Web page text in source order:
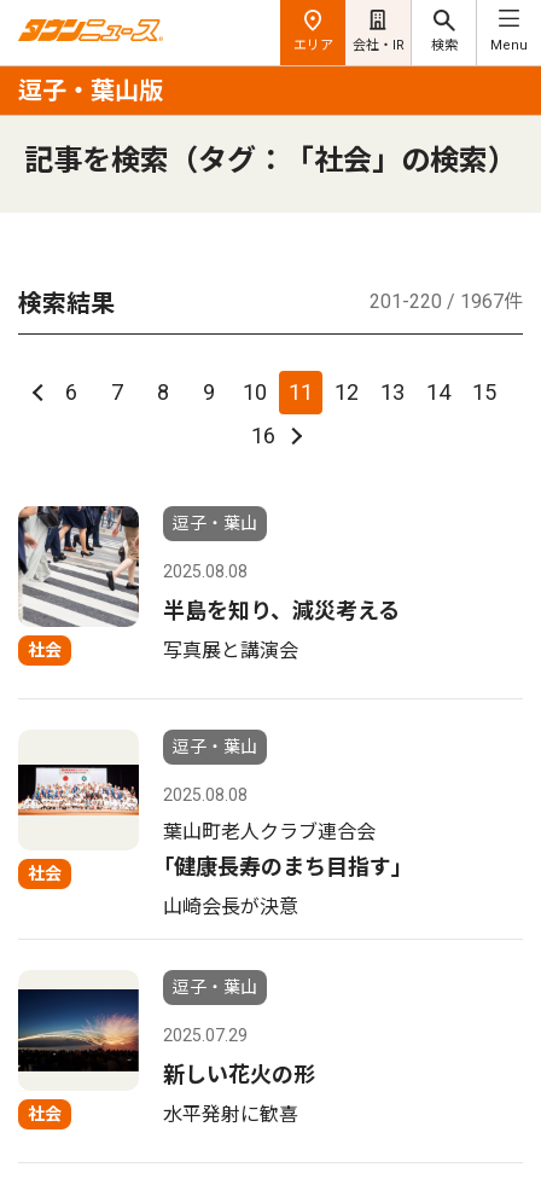
エリア 会社・IR 検索 Menu
逗子・葉山版
記事を検索（タグ：「社会」の検索）
検索結果 201-220 / 1967件
6 7 8 9 10 11 12 13 14
15
16
社会
逗子・葉山
2025.08.08
半島を知り、減災考える
写真展と講演会
社会
逗子・葉山
2025.08.08
葉山町老人クラブ連合会
｢健康長寿のまち目指す｣
山崎会長が決意
社会
逗子・葉山
2025.07.29
新しい花火の形
水平発射に歓喜